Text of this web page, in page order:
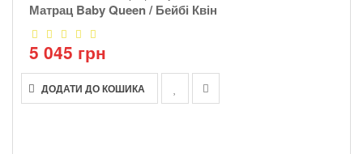
Матрац Baby Queen / Бейбі Квін
5 045 грн
ДОДАТИ ДО КОШИКА